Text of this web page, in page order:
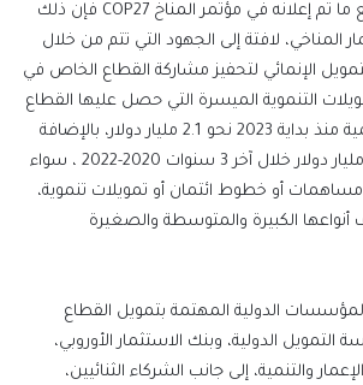
الوطنية NDC اتساقًا مع ما تم إعلانه في مؤتمر المناخ COP27 فإن ذلك
المناخي، لافتة إلى الجهود التي تتم من خلال
الإنمائي لتحفيز مشاركة القطاع الخاص في
التنموية الميسرة التي حصل عليها القطاع
الخاص من شركاء التنمية منذ بداية 2023 نحو 2.1 مليار دولار، بالإضافة
إلى تمويلات بقيمة 7.3 مليار دولار خلال آخر 3 سنوات 2020-2022 ، سواء
أو خطوط ائتمان أو تمويلات تنموية،
الكبيرة والمتوسطة والصغيرة
الدولية المهتمة بتمويل القطاع
الدولية، وبنك الاستثمار الأوروبي،
والتنمية، إلى جانب الشركاء الثنائيين،